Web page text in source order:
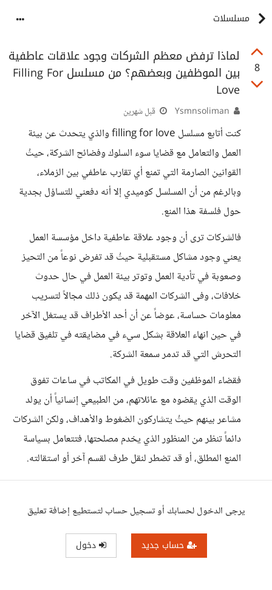
مسلسلات
8
لماذا ترفض معظم الشركات وجود علاقات عاطفية
بين الموظفين وبعضهم؟ من مسلسل Filling For
Love
قبل شهرين
كنت أتابع مسلسل filling for love والذي يتحدث عن بيئة
العمل والتعامل مع قضايا سوء السلوك وفضائح الشركة، حيثُ
القوانين الصارمة التي تمنع أي تقارب عاطفي بين الزملاء،
وبالرغم من أن المسلسل كوميدي إلا أنه دفعني للتساؤل بجدية
حول فلسفة هذا المنع.
فالشركات ترى أن وجود علاقة عاطفية داخل مؤسسة العمل
يعني وجود مشاكل مستقبلية حيثُ قد تفرض نوعاً من التحيز
وصعوبة في تأدية العمل وتوتر بيئة العمل في حال حدوث
خلافات، وفى الشركات المهمة قد يكون ذلك مجالاً لتسريب
معلومات حساسة، عوضاً عن أن أحد الأطراف قد يستغل الآخر
في حين انهاء العلاقة بشكل سيء في مضايقته في تلفيق قضايا
التحرش التي قد تدمر سمعة الشركة.
فقضاء الموظفين وقت طويل في المكاتب في ساعات تفوق
الوقت الذي يقضوه مع عائلاتهم، من الطبيعي إنسانياً أن يولد
مشاعر بينهم حيثُ يتشاركون الضغوط والأهداف، ولكن الشركات
دائماً تنظر من المنظور الذي يخدم مصلحتها، فتتعامل بسياسة
المنع المطلق، أو قد تضطر لنقل طرف لقسم آخر أو استقالته.
يرجى الدخول لحسابك أو تسجيل حساب لتستطيع إضافة تعليق
حساب جديد دخول